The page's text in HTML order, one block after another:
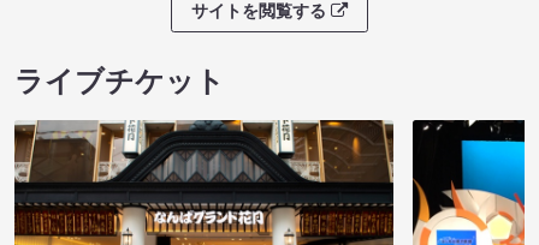
サイトを閲覧する
ライブチケット